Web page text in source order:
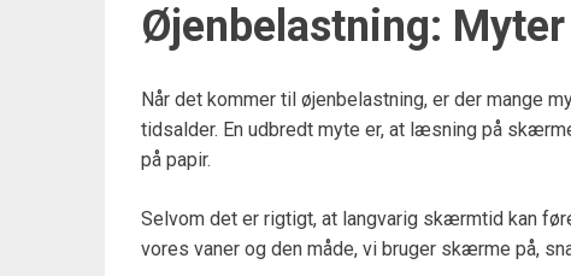
Øjenbelastning: Myter
Når det kommer til øjenbelastning, er der mange
tidsalder. En udbredt myte er, at læsning på
på papir.
Selvom det er rigtigt, at langvarig skærmtid kan
vores vaner og den måde, vi bruger skærme på,